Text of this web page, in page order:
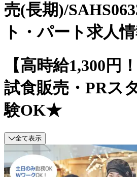
売(長期)/
ト・パート求人
【高時給1,300円
試食販売・PRス
験OK★
全て表示